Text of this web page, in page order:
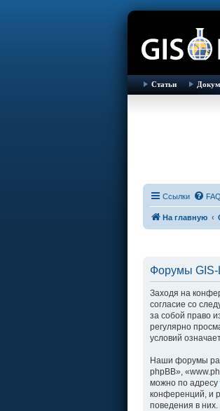
Статьи
Ссылки FAQ
На главную
Форумы GIS-
Заходя на
согласие со
за собой право
регулярно
условий
Наши форумы
phpBB»,
можно по адресу
конференций, и
поведения в